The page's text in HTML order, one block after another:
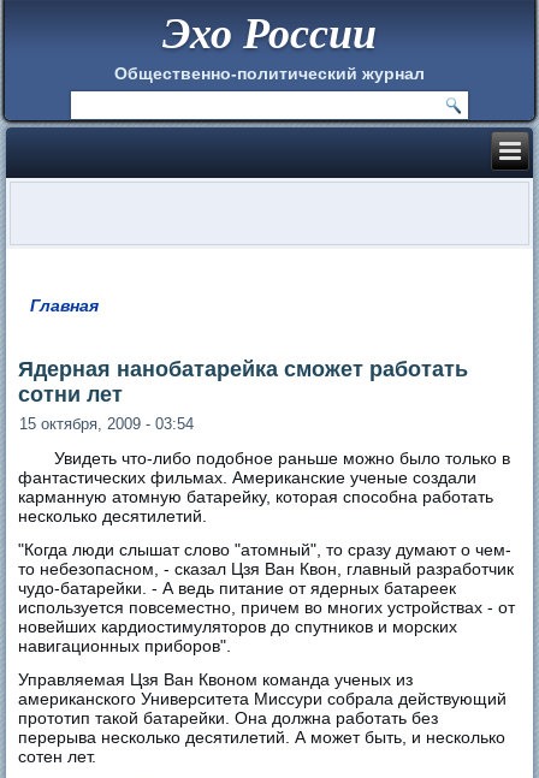
Эхо России
Общественно-политический журнал
Главная
Ядерная нанобатарейка сможет работать
сотни лет
15 октября, 2009 - 03:54
Увидеть что-либо подобное раньше можно было только в
фантастических фильмах. Американские ученые создали
карманную атомную батарейку, которая способна работать
несколько десятилетий.
"Когда люди слышат слово "атомный", то сразу думают о чем-
то небезопасном, - сказал Цзя Ван Квон, главный разработчик
чудо-батарейки. - А ведь питание от ядерных батареек
используется повсеместно, причем во многих устройствах - от
новейших кардиостимуляторов до спутников и морских
навигационных приборов".
Управляемая Цзя Ван Квоном команда ученых из
американского Университета Миссури собрала действующий
прототип такой батарейки. Она должна работать без
перерыва несколько десятилетий. А может быть, и несколько
сотен лет.